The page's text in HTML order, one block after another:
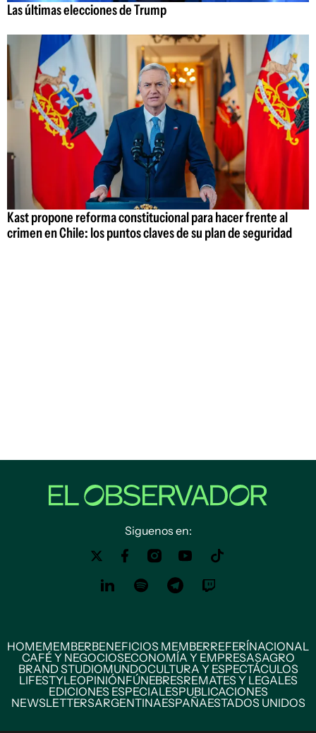
Las últimas elecciones de Trump
Kast propone reforma constitucional para hacer frente al
crimen en Chile: los puntos claves de su plan de seguridad
Siguenos en:
HOMEMEMBERBENEFICIOS MEMBERREFERÍNACIONAL
CAFÉ Y NEGOCIOSECONOMÍA Y EMPRESASAGRO
BRAND STUDIOMUNDOCULTURA Y ESPECTÁCULOS
LIFESTYLEOPINIÓNFÚNEBRESREMATES Y LEGALES
EDICIONES ESPECIALESPUBLICACIONES
NEWSLETTERSARGENTINAESPAÑAESTADOS UNIDOS